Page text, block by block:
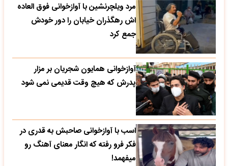
مرد ویلچرنشین با آوازخوانی فوق العاده
اش رهگذران خیابان را دور خودش
جمع کرد
آوازخوانی همایون شجریان بر مزار
پدرش که هیچ وقت قدیمی نمی شود
اسب با آوازخوانی صاحبش به قدری در
فکر فرو رفته که انگار معنای آهنگ رو
میفهمد!